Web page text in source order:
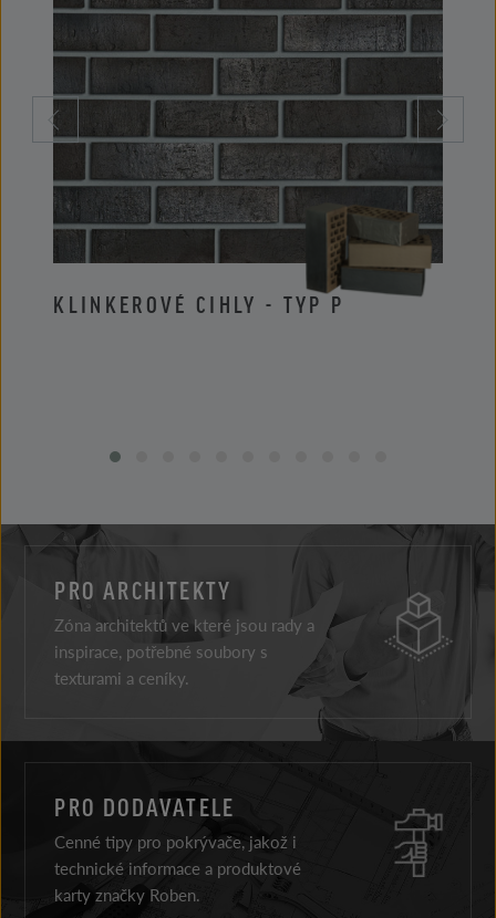
KLINKEROVÉ CIHLY - TYP P
PRO ARCHITEKTY
Zóna architektů ve které jsou rady a
inspirace, potřebné soubory s
texturami a ceníky.
PRO DODAVATELE
Cenné tipy pro pokrývače, jakož i
technické informace a produktové
karty značky Roben.